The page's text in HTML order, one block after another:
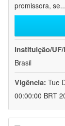
promissora, se...
Instituição/
Brasil
Vigência: Tue
00:00:00 BRT